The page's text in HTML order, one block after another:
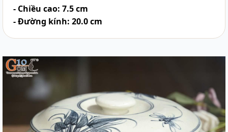
- Chiều cao: 7.5 cm
- Đường kính: 20.0 cm